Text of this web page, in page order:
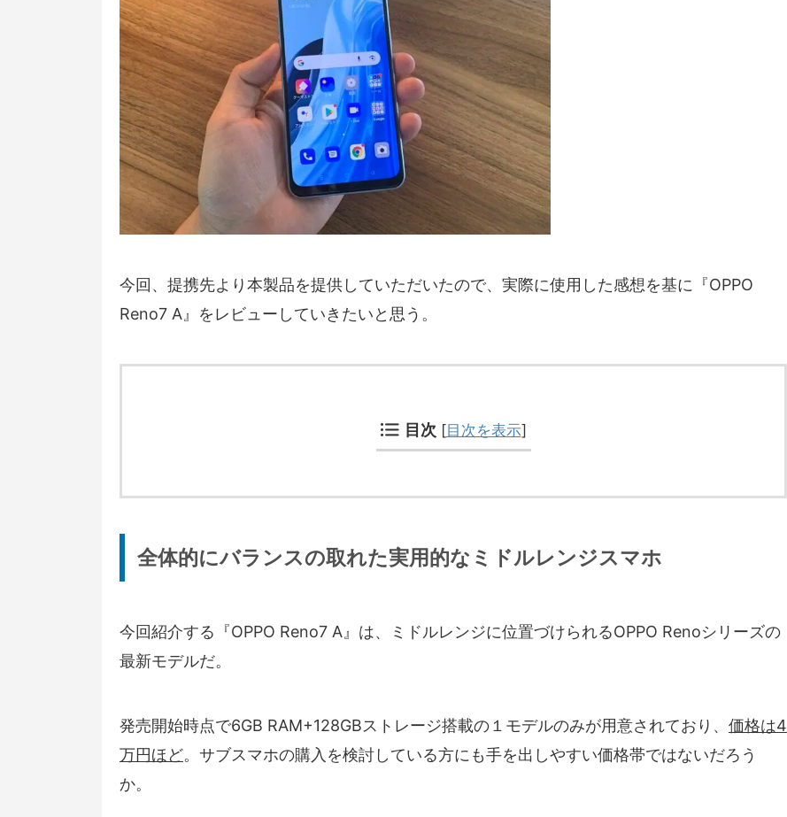
今回、提携先より本製品を提供していただいたので、実際に使用した感想を基に『OPPO
Reno7 A』をレビューしていきたいと思う。
目次 [目次を表示]
全体的にバランスの取れた実用的なミドルレンジスマホ
今回紹介する『OPPO Reno7 A』は、ミドルレンジに位置づけられるOPPO Renoシリーズの
最新モデルだ。
発売開始時点で6GB RAM+128GBストレージ搭載の１モデルのみが用意されており、 価格は4
万円ほど。サブスマホの購入を検討している方にも手を出しやすい価格帯ではないだろう
か。